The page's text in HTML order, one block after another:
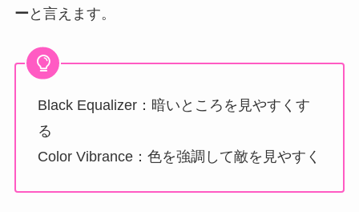
ー と言えます。
Black Equalizer：暗いところを見やすくす
る
Color Vibrance：色を強調して敵を見やすく